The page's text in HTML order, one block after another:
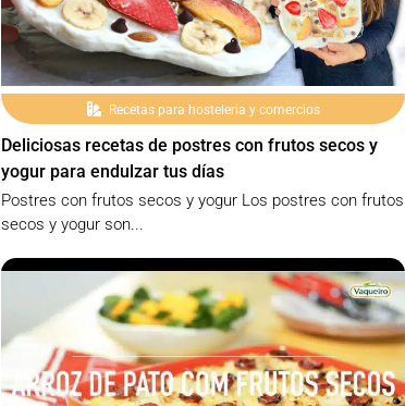
Recetas para hosteleria y comercios
Deliciosas recetas de postres con frutos secos y
yogur para endulzar tus días
Postres con frutos secos y yogur Los postres con frutos
secos y yogur son...